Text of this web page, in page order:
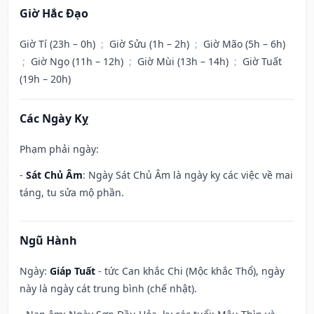
Giờ Hắc Đạo
Giờ Tí (23h – 0h) ; Giờ Sửu (1h – 2h) ; Giờ Mão (5h – 6h)
; Giờ Ngọ (11h – 12h) ; Giờ Mùi (13h – 14h) ; Giờ Tuất
(19h – 20h)
Các Ngày Kỵ
Phạm phải ngày:
- Sát Chủ Âm: Ngày Sát Chủ Âm là ngày kỵ các việc về mai
táng, tu sửa mộ phần.
Ngũ Hành
Ngày: Giáp Tuất - tức Can khắc Chi (Mộc khắc Thổ), ngày
này là ngày cát trung bình (chế nhật).